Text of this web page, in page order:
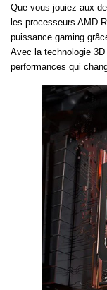
Que vous jouiez aux
les processeurs AMD
puissance gaming
Avec la technologie
performances qui